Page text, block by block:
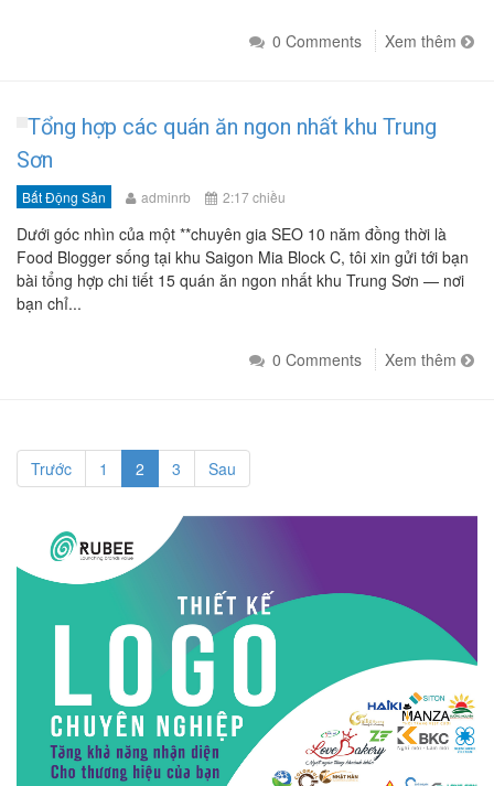
0 Comments Xem thêm
Tổng hợp các quán ăn ngon nhất khu Trung
Sơn
Bất Động Sản adminrb 2:17 chiều
Dưới góc nhìn của một **chuyên gia SEO 10 năm đồng thời là
Food Blogger sống tại khu Saigon Mia Block C, tôi xin gửi tới bạn
bài tổng hợp chi tiết 15 quán ăn ngon nhất khu Trung Sơn — nơi
bạn chỉ...
0 Comments Xem thêm
Trước 1 2 3 Sau